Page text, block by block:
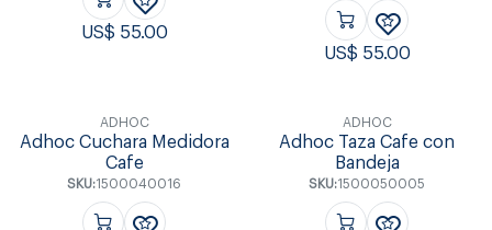
US$ 55.00
US$ 55.00
ADHOC
Adhoc Cuchara Medidora
Cafe
SKU:1500040016
ADHOC
Adhoc Taza Cafe con
Bandeja
SKU:1500050005